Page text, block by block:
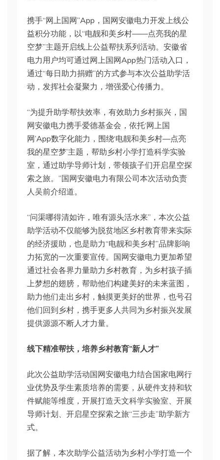
携手“网上国网”App，国网安徽电力开发上线公
益积分功能，以“电靓和美乡村——点亮我的星
空梦”主题开启线上公益帮扶系列活动。安徽省
电力用户均可通过网上国网App热门活动入口，
通过“每日助力捐赠”的方式参与本次公益助学活
动，发挥社会凝聚力，增强爱心传播力。
“为提升助学帮扶效率，有效助力乡村振兴，国
网安徽电力携手爱德基金会，依托‘网上国
网’App数字化能力，围绕‘电靓和美乡村—点亮
我的星空梦’主题，帮助乡村小学打造科学实验
室，通过助学导师计划，带领孩子们开启星空探
索之旅。”国网安徽电力有限公司本次活动负责
人吴前介绍道。
“问渠哪得清如许，唯有源头活水来”，本次公益
助学活动不仅能够为脱贫地区乡村教育带来实际
的经济援助，也是助力“电靓和美乡村”品牌影响
力拓宽的一次重要宣传。国网安徽电力更加希望
通过社会各界力量助力乡村教育，为乡村孩子插
上梦想的翅膀，帮助他们构建美好的未来蓝图，
助力他们走出乡村，触摸更美好的世界，也号召
他们回到乡村，携手更多人共同为乡村振兴发展
提供源源不断人才力量。
线下精准帮扶，培养乡村教育“新人才”
此次公益助学活动国网安徽电力结合国家电网行
业优势及学生素质培养的需要，从硬件支持和软
件赋能等维度，开展打造天文科学实验室、开展
导师计划、开启星空探索之旅“三步走”助学新方
式。
据了解，本次助学公益活动为乡村小学打造一个